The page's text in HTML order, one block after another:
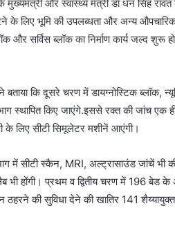
मुख्यमंत्री और स्वास्थ्य मंत्री डॉ धन सिंह
के लिए भूमि की उपलब्धता और अन्य
और सर्विस ब्लॉक का निर्माण कार्य जल्द
कि दूसरे चरण में डायग्नोस्टिक ब्लॉक,
स्थापित किए जाएंगे.इससे रक्त की जांच
के लिए सीटी सिमूलेटर मशीनें आएंगी।
में सीटी स्कैन, MRI, अल्ट्रासाउंड जांचें भी
भी होंगी। प्रथम व द्वितीय चरण में 196 बेड के
ठहरने की सुविधा देने की खातिर 141 शैय्यायुक्त